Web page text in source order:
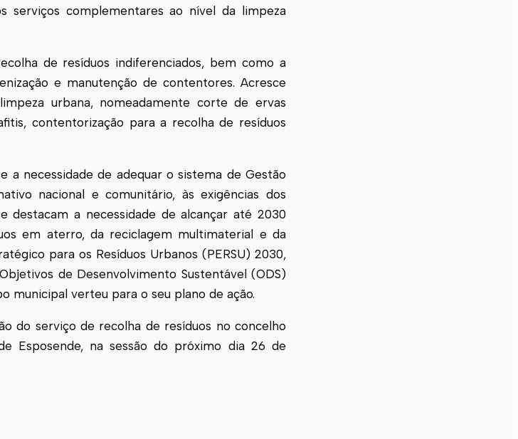
serviços complementares ao nível da limpeza
de resíduos indiferenciados, bem como a
e manutenção de contentores. Acresce
urbana, nomeadamente corte de ervas
contentorização para a recolha de resíduos
a necessidade de adequar o sistema de Gestão
nacional e comunitário, às exigências dos
destacam a necessidade de alcançar até 2030
em aterro, da reciclagem multimaterial e da
para os Resíduos Urbanos (PERSU) 2030,
de Desenvolvimento Sustentável (ODS)
municipal verteu para o seu plano de ação.
do serviço de recolha de resíduos no concelho
Esposende, na sessão do próximo dia 26 de